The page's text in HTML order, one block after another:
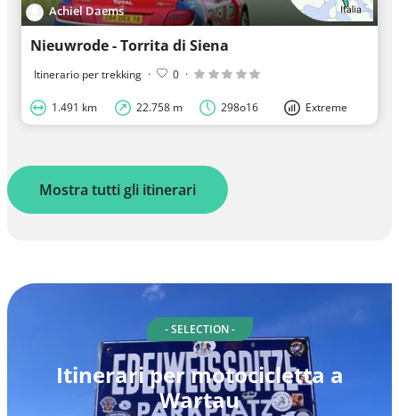
Achiel Daems
Nieuwrode - Torrita di Siena
Itinerario per trekking · 0 ·
1.491 km 22.758 m 298o16 Extreme
Mostra tutti gli itinerari
- SELECTION -
Itinerari per motocicletta a
Wartau